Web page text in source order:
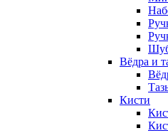
Вёдра и
Кисти